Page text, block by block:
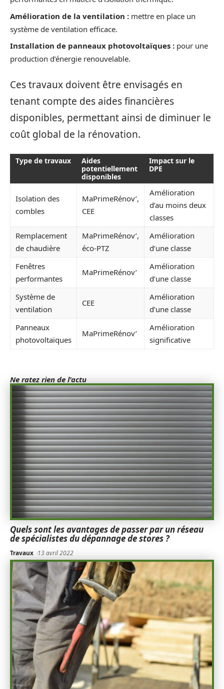
Amélioration de la ventilation : mettre en place un
système de ventilation efficace.
Installation de panneaux photovoltaïques : pour une
production d’énergie renouvelable.
Ces travaux doivent être envisagés en
tenant compte des aides financières
disponibles, permettant ainsi de diminuer le
coût global de la rénovation.
Type de travaux
Aides
potentiellement
disponibles
Impact sur le
DPE
Isolation des
combles
MaPrimeRénov’,
CEE
Amélioration
d’au moins deux
classes
Remplacement
de chaudière
MaPrimeRénov’,
éco-PTZ
Amélioration
d’une classe
Fenêtres
performantes
MaPrimeRénov’
Amélioration
d’une classe
Système de
ventilation
CEE
Amélioration
d’une classe
Panneaux
photovoltaïques
MaPrimeRénov’
Amélioration
significative
Ne ratez rien de l'actu
Quels sont les avantages de passer par un réseau
de spécialistes du dépannage de stores ?
Travaux 13 avril 2022